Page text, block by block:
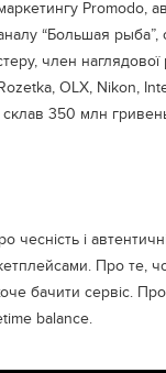
Promodo,
“Большая рыба”,
член
OLX, Nikon,
склав 350 млн
і
Про те,
бачити сервіс.
balance.